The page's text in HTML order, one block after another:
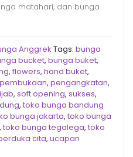
matahari, dan bunga
Anggrek Tags: bunga
bucket, bunga buket,
, flowers, hand buket,
pembukaan, pengangkatan,
, soft opening, sukses,
, toko bunga bandung
bunga jakarta, toko bunga
, toko bunga tegalega, toko
cita, ucapan